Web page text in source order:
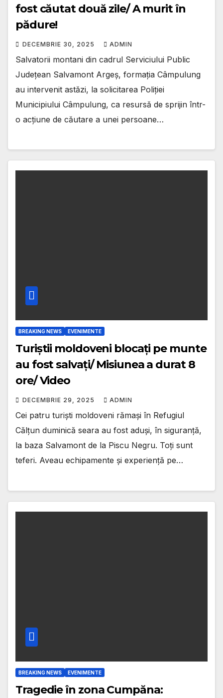
fost căutat două zile/ A murit în
pădure!
DECEMBRIE 30, 2025 ADMIN
Salvatorii montani din cadrul Serviciului Public
Județean Salvamont Argeș, formația Câmpulung
au intervenit astăzi, la solicitarea Poliției
Municipiului Câmpulung, ca resursă de sprijin într-
o acțiune de căutare a unei persoane…
BREAKING NEWS EVENIMENTE
Turiștii moldoveni blocați pe munte
au fost salvați/ Misiunea a durat 8
ore/ Video
DECEMBRIE 29, 2025 ADMIN
Cei patru turiști moldoveni rămași în Refugiul
Călțun duminică seara au fost aduși, în siguranță,
la baza Salvamont de la Piscu Negru. Toți sunt
teferi. Aveau echipamente și experiență pe…
BREAKING NEWS EVENIMENTE
Tragedie în zona Cumpăna: